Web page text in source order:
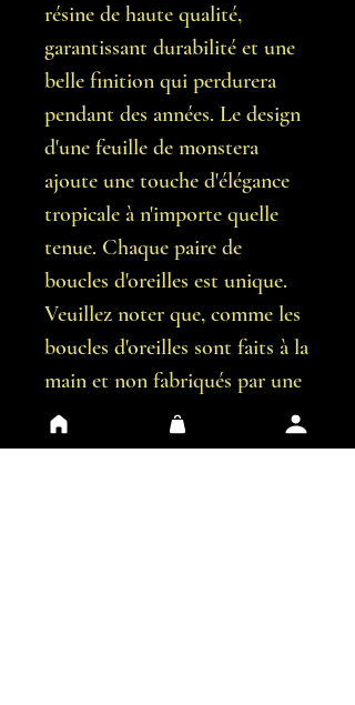
résine de haute qualité,
garantissant durabilité et une
belle finition qui perdurera
pendant des années. Le design
d'une feuille de monstera
ajoute une touche d'élégance
tropicale à n'importe quelle
tenue. Chaque paire de
boucles d'oreilles est unique.
Veuillez noter que, comme les
boucles d'oreilles sont faits à la
main et non fabriqués par une
machine, il est possible qu'il y
ait de légères imperfections.